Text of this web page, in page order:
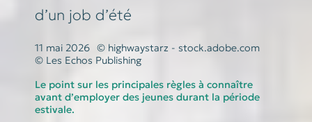
d’un job d’été
11 mai 2026 © highwaystarz - stock.adobe.com
© Les Echos Publishing
Le point sur les principales règles à connaître
avant d’employer des jeunes durant la période
estivale.